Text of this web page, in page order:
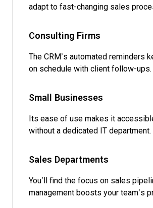
adapt to fast-changing sales
Consulting Firms
The CRM’s automated reminders
on schedule with client follow-ups.
Small Businesses
Its ease of use makes it
without a dedicated IT department.
Sales Departments
You’ll find the focus on sales
management boosts your team’s